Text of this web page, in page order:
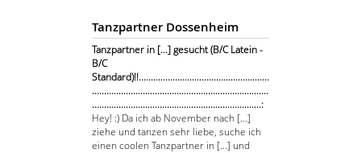
Tanzpartner Dossenheim
Tanzpartner in [...] gesucht (B/C Latein -
B/C
Standard)!!......................................................
.........................................................................
......................................................................:
Hey! :) Da ich ab November nach [...]
ziehe und tanzen sehr liebe, suche ich
einen coolen Tanzpartner in [...] und